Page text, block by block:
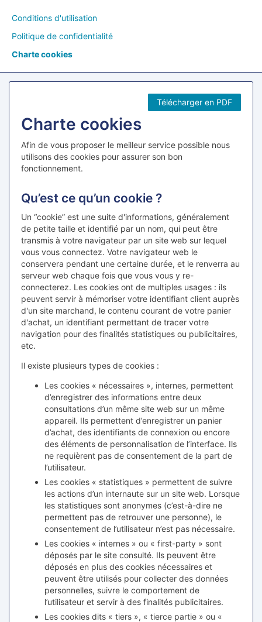
Conditions d'utilisation
Politique de confidentialité
Charte cookies
Télécharger en PDF
Charte cookies
Afin de vous proposer le meilleur service possible nous
utilisons des cookies pour assurer son bon
fonctionnement.
Qu’est ce qu’un cookie ?
Un “cookie” est une suite d'informations, généralement
de petite taille et identifié par un nom, qui peut être
transmis à votre navigateur par un site web sur lequel
vous vous connectez. Votre navigateur web le
conservera pendant une certaine durée, et le renverra au
serveur web chaque fois que vous vous y re-
connecterez. Les cookies ont de multiples usages : ils
peuvent servir à mémoriser votre identifiant client auprès
d'un site marchand, le contenu courant de votre panier
d'achat, un identifiant permettant de tracer votre
navigation pour des finalités statistiques ou publicitaires,
etc.
Il existe plusieurs types de cookies :
Les cookies « nécessaires », internes, permettent
d’enregistrer des informations entre deux
consultations d’un même site web sur un même
appareil. Ils permettent d’enregistrer un panier
d’achat, des identifiants de connexion ou encore
des éléments de personnalisation de l’interface. Ils
ne requièrent pas de consentement de la part de
l’utilisateur.
Les cookies « statistiques » permettent de suivre
les actions d’un internaute sur un site web. Lorsque
les statistiques sont anonymes (c’est-à-dire ne
permettent pas de retrouver une personne), le
consentement de l’utilisateur n’est pas nécessaire.
Les cookies « internes » ou « first-party » sont
déposés par le site consulté. Ils peuvent être
déposés en plus des cookies nécessaires et
peuvent être utilisés pour collecter des données
personnelles, suivre le comportement de
l’utilisateur et servir à des finalités publicitaires.
Les cookies dits « tiers », « tierce partie » ou «